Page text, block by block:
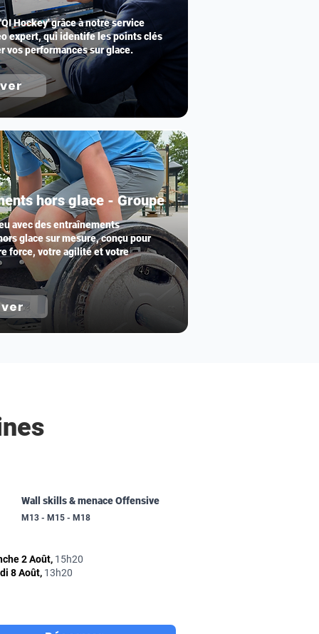
Hockey' grâce à notre service
expert, qui identife les points clés
vos performances sur glace.
hors glace - Groupe
avec des entraînements
glace sur mesure, conçu pour
force, votre agilité et votre
Wall skills & menace Offensive
M13 - M15 - M18
2 Août, 15h20
8 Août, 13h20